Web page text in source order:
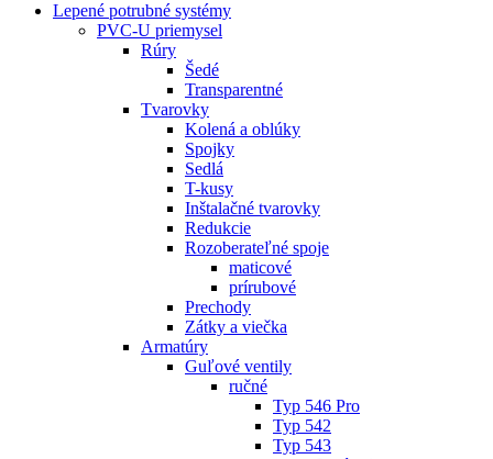
Lepené potrubné systémy
PVC-U priemysel
Rúry
Šedé
Transparentné
Tvarovky
Kolená a oblúky
Spojky
Sedlá
T-kusy
Inštalačné tvarovky
Redukcie
Rozoberateľné spoje
maticové
prírubové
Prechody
Zátky a viečka
Armatúry
Guľové ventily
ručné
Typ 546 Pro
Typ 542
Typ 543